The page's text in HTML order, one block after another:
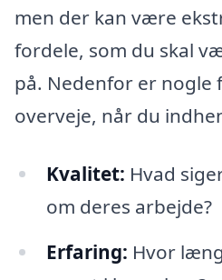
men der kan være
fordele, som du skal
på. Nedenfor er nogle
overveje, når du
Kvalitet: Hvad
om deres arbejde?
Erfaring: Hvor